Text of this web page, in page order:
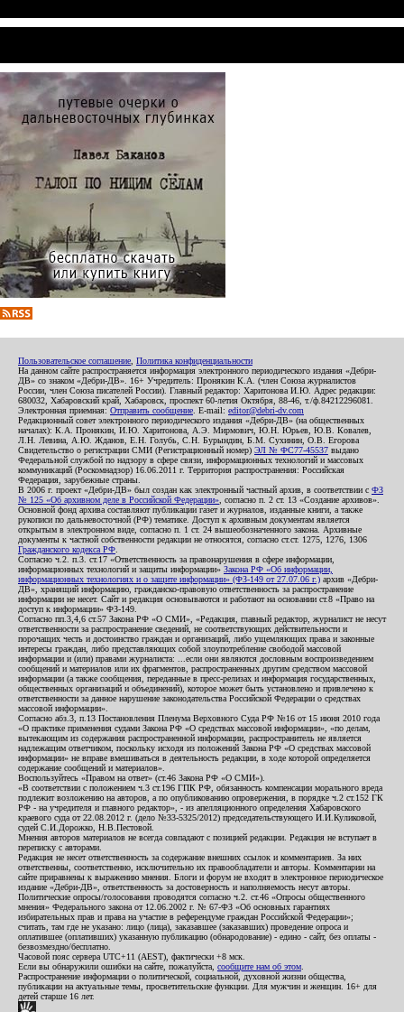
Пользовательское соглашение Политика конфиденциальности
На данном сайте распространяется информация электронного периодического издания «Дебри-
ДВ» со знаком «Дебри-ДВ». 16+ Учредитель: Пронякин К.А. (член Союза журналистов
России, член Союза писателей России). Главный редактор: Харитонова И.Ю. Адрес редакции:
680032, Хабаровский край, Хабаровск, проспект 60-летия Октября, 88-46, т./ф.84212296081.
Электронная приемная: Отправить сообщение . E-mail: editor@debri-dv.com
Редакционный совет электронного периодического издания «Дебри-ДВ» (на общественных
началах): К.А. Пронякин, И.Ю. Харитонова, А.Э. Мирмович, Ю.Н. Юрьев, Ю.В. Ковалев,
Л.Н. Левина, А.Ю. Жданов, Е.Н. Голубь, С.Н. Бурындин, Б.М. Сухинин, О.В. Егорова
Свидетельство о регистрации СМИ (Регистрационный номер) ЭЛ № ФС77-45537 выдано
Федеральной службой по надзору в сфере связи, информационных технологий и массовых
коммуникаций (Роскомнадзор) 16.06.2011 г. Территория распространения: Российская
Федерация, зарубежные страны.
В 2006 г. проект «Дебри-ДВ» был создан как электронный частный архив, в соответствии с ФЗ
№ 125 «Об архивном деле в Российской Федерации» , согласно п. 2 ст. 13 «Создание архивов».
Основной фонд архива составляют публикации газет и журналов, изданные книги, а также
рукописи по дальневосточной (РФ) тематике. Доступ к архивным документам является
открытым в электронном виде, согласно п. 1 ст. 24 вышеобозначенного закона. Архивные
документы к частной собственности редакции не относятся, согласно ст.ст. 1275, 1276, 1306
Гражданского кодекса РФ
Согласно ч.2. п.3. ст.17 «Ответственность за правонарушения в сфере информации,
информационных технологий и защиты информации» Закона РФ «Об информации,
информационных технологиях и о защите информации» (ФЗ-149 от 27.07.06 г.) архив «Дебри-
ДВ», хранящий информацию, гражданско-правовую ответственность за распространение
информации не несет. Сайт и редакция основываются и работают на основании ст.8 «Право на
доступ к информации» ФЗ-149.
Согласно пп.3,4,6 ст.57 Закона РФ «О СМИ», «Редакция, главный редактор, журналист не несут
ответственности за распространение сведений, не соответствующих действительности и
порочащих честь и достоинство граждан и организаций, либо ущемляющих права и законные
интересы граждан, либо представляющих собой злоупотребление свободой массовой
информации и (или) правами журналиста: ...если они являются дословным воспроизведением
сообщений и материалов или их фрагментов, распространенных другим средством массовой
информации (а также сообщения, переданные в пресс-релизах и информация государственных,
общественных организаций и объединений), которое может быть установлено и привлечено к
ответственности за данное нарушение законодательства Российской Федерации о средствах
массовой информации».
Согласно абз.3, п.13 Постановления Пленума Верховного Суда РФ №16 от 15 июня 2010 года
«О практике применения судами Закона РФ «О средствах массовой информации», «по делам,
вытекающим из содержания распространенной информации, распространитель не является
надлежащим ответчиком, поскольку исходя из положений Закона РФ «О средствах массовой
информации» не вправе вмешиваться в деятельность редакции, в ходе которой определяется
содержание сообщений и материалов».
Воспользуйтесь «Правом на ответ» (ст.46 Закона РФ «О СМИ»).
«В соответствии с положением ч.3 ст.196 ГПК РФ, обязанность компенсации морального вреда
подлежит возложению на авторов, а по опубликованию опровержения, в порядке ч.2 ст.152 ГК
РФ - на учредителя и главного редактор», - из апелляционного определения Хабаровского
краевого суда от 22.08.2012 г. (дело №33-5325/2012) председательствующего И.И.Куликовой,
судей С.И.Дорожко, Н.В.Пестовой.
Мнения авторов материалов не всегда совпадают с позицией редакции. Редакция не вступает в
переписку с авторами.
Редакция не несет ответственность за содержание внешних ссылок и комментариев. За них
ответственны, соответственно, исключительно их правообладатели и авторы. Комментарии на
сайте приравнены к выражению мнения. Блоги и форум не входят в электронное периодическое
издание «Дебри-ДВ», ответственность за достоверность и наполняемость несут авторы.
Политические опросы/голосования проводятся согласно ч.2. ст.46 «Опросы общественного
мнения» Федерального закона от 12.06.2002 г. № 67-ФЗ «Об основных гарантиях
избирательных прав и права на участие в референдуме граждан Российской Федерации»;
считать, там где не указано: лицо (лица), заказавшее (заказавших) проведение опроса и
оплатившее (оплативших) указанную публикацию (обнародование) - едино - сайт, без оплаты -
безвозмездно/бесплатно.
Часовой пояс сервера UTC+11 (AEST), фактически +8 мск.
Если вы обнаружили ошибки на сайте, пожалуйста, сообщите нам об этом
Распространение информации о политической, социальной, духовной жизни общества,
публикации на актуальные темы, просветительские функции. Для мужчин и женщин. 16+ для
детей старше 16 лет.